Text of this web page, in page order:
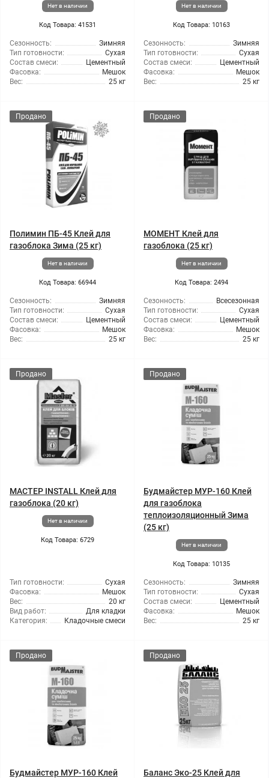
Нет в наличии
Код Товара: 41531
Сезонность:
Зимняя
Тип готовности:
Сухая
Состав смеси:
Цементный
Фасовка:
Мешок
Вес:
25 кг
Нет в наличии
Код Товара: 10163
Сезонность:
Зимняя
Тип готовности:
Сухая
Состав смеси:
Цементный
Фасовка:
Мешок
Вес:
25 кг
Продано
Полимин ПБ-45 Клей для
газоблока Зима (25 кг)
Нет в наличии
Код Товара: 66944
Сезонность:
Зимняя
Тип готовности:
Сухая
Состав смеси:
Цементный
Фасовка:
Мешок
Вес:
25 кг
Продано
МОМЕНТ Клей для
газоблока (25 кг)
Нет в наличии
Код Товара: 2494
Сезонность:
Всесезонная
Тип готовности:
Сухая
Состав смеси:
Цементный
Фасовка:
Мешок
Вес:
25 кг
Продано
МАСТЕР INSTALL Клей для
газоблока (20 кг)
Нет в наличии
Код Товара: 6729
Тип готовности:
Сухая
Фасовка:
Мешок
Вес:
20 кг
Вид работ:
Для кладки
Категория:
Кладочные смеси
Продано
Будмайстер МУР-160 Клей
для газоблока
теплоизоляционный Зима
(25 кг)
Нет в наличии
Код Товара: 10135
Сезонность:
Зимняя
Тип готовности:
Сухая
Состав смеси:
Цементный
Фасовка:
Мешок
Вес:
25 кг
Продано
Будмайстер МУР-160 Клей
Продано
Баланс Эко-25 Клей для